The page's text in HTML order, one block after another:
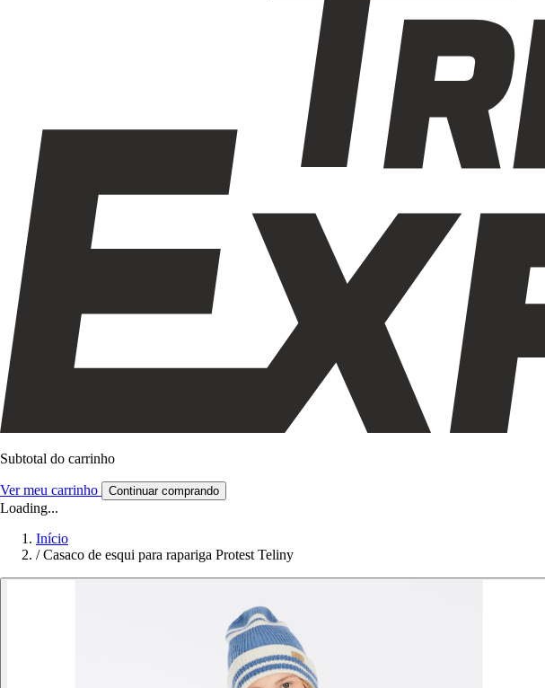
Subtotal do carrinho
Ver meu carrinho Continuar comprando
Loading...
Início
/ Casaco de esqui para rapariga Protest Teliny